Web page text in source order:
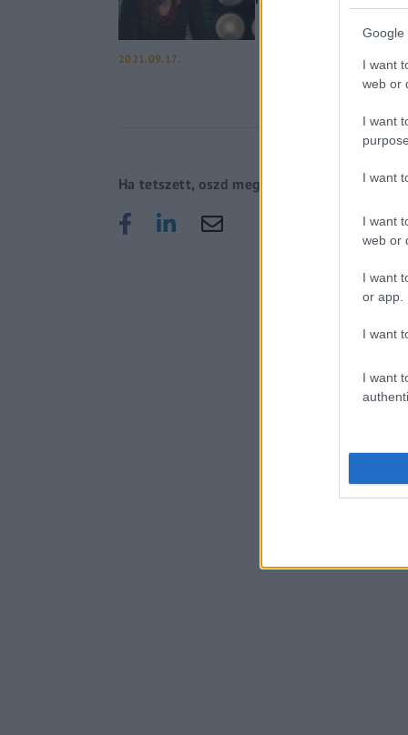
Google
I want
web or
I want
I want
I want
web or
I want
or app.
I want
I want
2021.09.17.
Ha tetszett, oszd meg!